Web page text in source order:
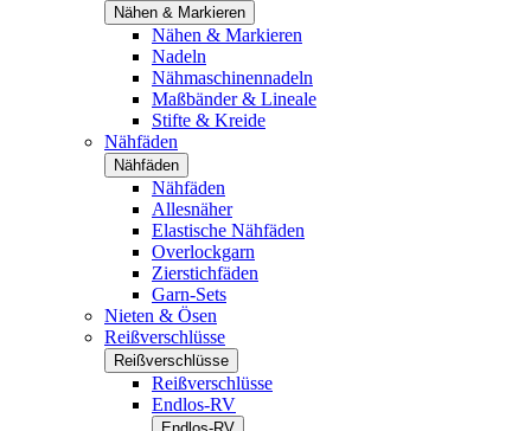
Nähen & Markieren
Nähen & Markieren
Nadeln
Nähmaschinennadeln
Maßbänder & Lineale
Stifte & Kreide
Nähfäden
Nähfäden
Nähfäden
Allesnäher
Elastische Nähfäden
Overlockgarn
Zierstichfäden
Garn-Sets
Nieten & Ösen
Reißverschlüsse
Reißverschlüsse
Reißverschlüsse
Endlos-RV